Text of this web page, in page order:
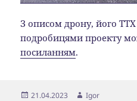
З описом дрону, його
подробицями проекту
посиланням.
Опубліковано
21.04.2023 Автор
Igor